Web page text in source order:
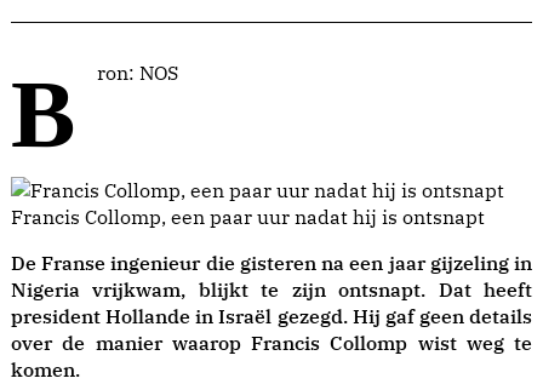
Bron: NOS
Francis Collomp, een paar uur nadat hij is ontsnapt
De Franse ingenieur die gisteren na een jaar gijzeling in
Nigeria vrijkwam, blijkt te zijn ontsnapt. Dat heeft
president Hollande in Israël gezegd. Hij gaf geen details
over de manier waarop Francis Collomp wist weg te
komen.